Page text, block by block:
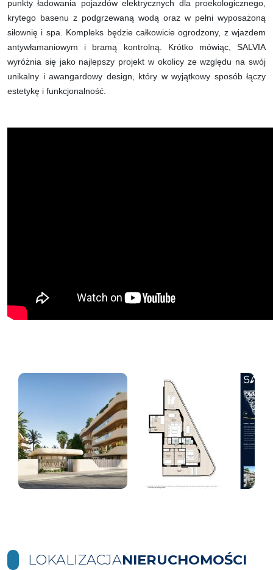
punkty ładowania pojazdów elektrycznych dla proekologicznego,
krytego basenu z podgrzewaną wodą oraz w pełni wyposażoną
siłownię i spa. Kompleks będzie całkowicie ogrodzony, z wjazdem
antywłamaniowym i bramą kontrolną. Krótko mówiąc, SALVIA
wyróżnia się jako najlepszy projekt w okolicy ze względu na swój
unikalny i awangardowy design, który w wyjątkowy sposób łączy
estetykę i funkcjonalność.
LOKALIZACJANIERUCHOMOŚCI